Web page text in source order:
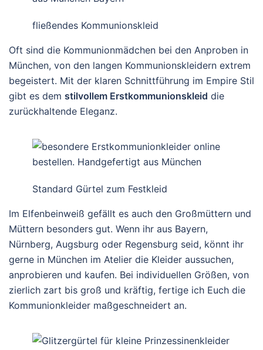
fließendes Kommunionskleid
Oft sind die Kommunionmädchen bei den Anproben in
München, von den langen Kommunionskleidern extrem
begeistert. Mit der klaren Schnittführung im Empire Stil
gibt es dem stilvollem Erstkommunionskleid die
zurückhaltende Eleganz.
Standard Gürtel zum Festkleid
Im Elfenbeinweiß gefällt es auch den Großmüttern und
Müttern besonders gut. Wenn ihr aus Bayern,
Nürnberg, Augsburg oder Regensburg seid, könnt ihr
gerne in München im Atelier die Kleider aussuchen,
anprobieren und kaufen. Bei individuellen Größen, von
zierlich zart bis groß und kräftig, fertige ich Euch die
Kommunionkleider maßgeschneidert an.